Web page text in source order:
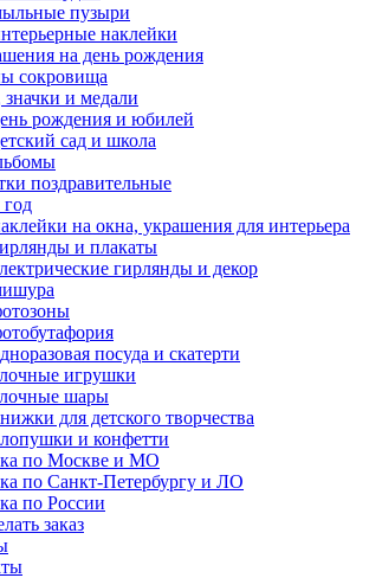
пузыри
наклейки
на день рождения
сокровища
и медали
рождения и юбилей
сад и школа
поздравительные
на окна, украшения для интерьера
и плакаты
гирлянды и декор
посуда и скатерти
игрушки
шары
для детского творчества
и конфетти
по Москве и МО
по Санкт-Петербургу и ЛО
по России
заказ